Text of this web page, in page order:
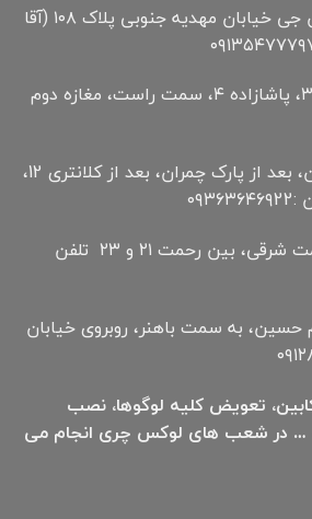
: خیابان جی خیابان مهدیه جنوبی پلاک ۱۰۸ (آقا
: الهیه ۳۷، پاشازاده ۴، سمت راست، مغازه دوم
: بلوار چمران، بعد از پارک چمران، بعد از کلانتری 12،
: بلوار رحمت شرقی، بین رحمت ۲۱ و ۲۳ تلفن
حسین، به سمت باهنر، روبروی خیابان
تعویض کلیه لوگوها، نصب
… در شعب های لوکس چری انجام می